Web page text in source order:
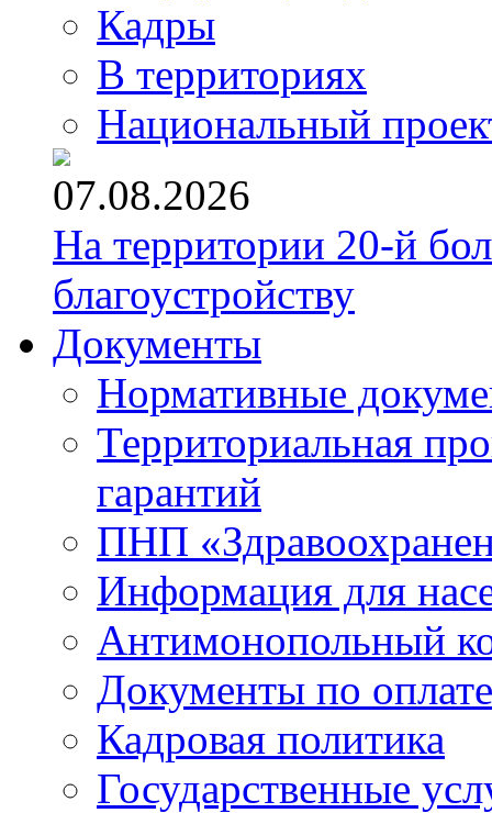
Кадры
В территориях
Национальный
07.08.2026
На территории 20-й
благоустройству
Документы
Нормативные
Территориальная
гарантий
ПНП
Информация для
Антимонопольный
Документы по
Кадровая политика
Государственные